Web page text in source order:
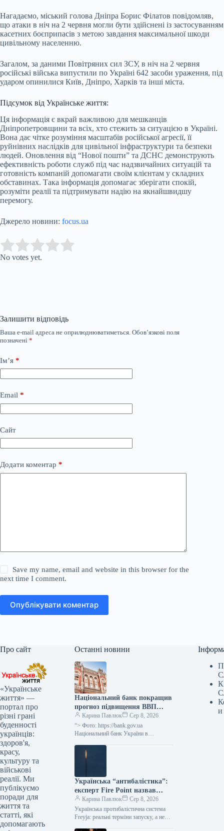
Нагадаємо, міський голова Дніпра Борис Філатов повідомляв,
що атаки в ніч на 2 червня могли бути здійснені із застосуванням
касетних боєприпасів з метою завдання максимальної шкоди
цивільному населенню.
Загалом, за даними Повітряних сил ЗСУ, в ніч на 2 червня
російські війська випустили по Україні 642 засоби ураження, під
ударом опинилися Київ, Дніпро, Харків та інші міста.
Підсумок від Українське життя:
Ця інформація є вкрай важливою для мешканців
Дніпропетровщини та всіх, хто стежить за ситуацією в Україні.
Вона дає чітке розуміння масштабів російської агресії, її
руйнівних наслідків для цивільної інфраструктури та безпеки
людей. Оновлення від “Нової пошти” та ДСНС демонструють
ефективність роботи служб під час надзвичайних ситуацій та
готовність компаній допомагати своїм клієнтам у складних
обставинах. Така інформація допомагає зберігати спокій,
розуміти реалії та підтримувати надію на якнайшвидшу
перемогу.
Джерело новини: focus.ua
Rate this item:
No votes yet.
Залишити відповідь
Ваша e-mail адреса не оприлюднюватиметься. Обов’язкові поля
позначені *
Ім’я *
Email *
Сайт
Додати коментар *
Save my name, email and website in this browser for the
next time I comment.
Опублікувати коментар
Про сайт
«Українське
життя» —
портал про
різні грані
буденності
українців:
здоров'я,
красу,
культуру та
військові
реалії. Ми
публікуємо
поради для
життя та
статті, які
допомагають
Останні новини
Національний банк покращив
прогноз підвищення ВВП
України у ІІІ кварталі 2026
року до 2,1%, а у IV кварталі
2026 року – до 4,2%.
Карина Павлюк
Сер 8, 2026
“> Фото: https://bank.gov.ua
Національний банк України в
“Інфляційному звіті” на своєму сайті
оприлюднив прогноз, згідно з яким
Українська “антибалістика”:
експерт Fire Point назвав
реалістичні терміни появи
Карина Павлюк
Сер 8, 2026
Українська протибалістична система
Freyja: реальні терміни запуску, а не
и